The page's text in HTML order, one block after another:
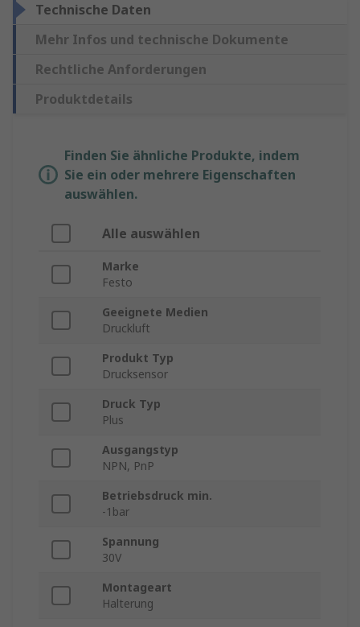
Technische Daten
Mehr Infos und technische Dokumente
Rechtliche Anforderungen
Produktdetails
Finden Sie ähnliche Produkte, indem
Sie ein oder mehrere Eigenschaften
auswählen.
Alle auswählen
Marke
Festo
Geeignete Medien
Druckluft
Produkt Typ
Drucksensor
Druck Typ
Plus
Ausgangstyp
NPN, PnP
Betriebsdruck min.
-1bar
Spannung
30V
Montageart
Halterung